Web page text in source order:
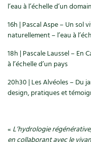
Cuisine saine
Cures, régimes
Dessert, Boulangerie
Agenda, calendrier
Le magazine Les 4
Cartes cadeau
Séjourner en Trièves
Nous contacter
Bricolages au jardin
Outils et ustensiles du
Biodiversité
Petit élevage
Les chroniques de
Forums
Jardin bio
l’eau à l’échelle d’un
16h | Pascal Aspe – Un
naturellement – l’eau à
18h | Pascale Laussel – En
à l’échelle d’un pays
20h30 | Les Alvéoles – Du
design, pratiques et
« L’hydrologie